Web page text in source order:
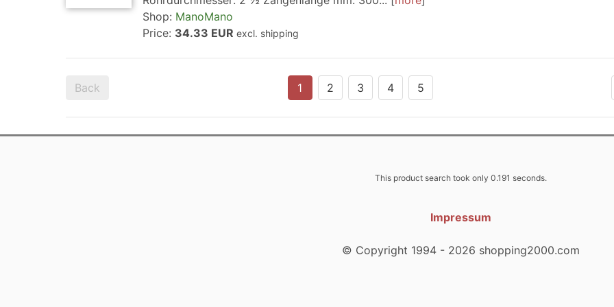
Shop: ManoMano
Price: 34.33 EUR excl. shipping
Back 1 2 3 4 5
This product search took only 0.191 seconds.
Impressum
© Copyright 1994 - 2026 shopping2000.com